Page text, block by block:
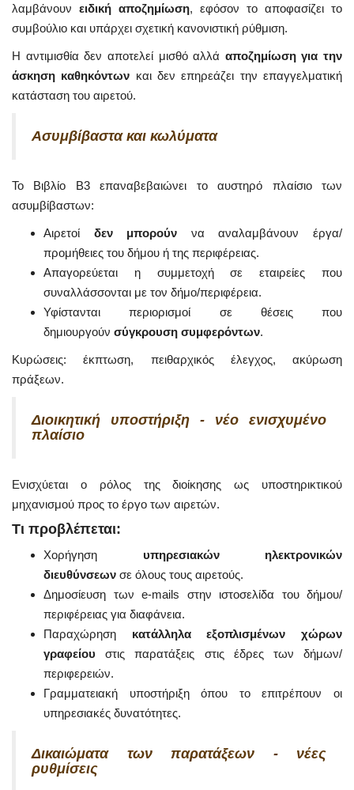
λαμβάνουν ειδική αποζημίωση, εφόσον το αποφασίζει το
συμβούλιο και υπάρχει σχετική κανονιστική ρύθμιση.
Η αντιμισθία δεν αποτελεί μισθό αλλά αποζημίωση για την
άσκηση καθηκόντων και δεν επηρεάζει την επαγγελματική
κατάσταση του αιρετού.
Ασυμβίβαστα και κωλύματα
Το Βιβλίο Β3 επαναβεβαιώνει το αυστηρό πλαίσιο των
ασυμβίβαστων:
Αιρετοί δεν μπορούν να αναλαμβάνουν έργα/
προμήθειες του δήμου ή της περιφέρειας.
Απαγορεύεται η συμμετοχή σε εταιρείες που
συναλλάσσονται με τον δήμο/περιφέρεια.
Υφίστανται περιορισμοί σε θέσεις που
δημιουργούν σύγκρουση συμφερόντων.
Κυρώσεις: έκπτωση, πειθαρχικός έλεγχος, ακύρωση
πράξεων.
Διοικητική υποστήριξη - νέο ενισχυμένο
πλαίσιο
Ενισχύεται ο ρόλος της διοίκησης ως υποστηρικτικού
μηχανισμού προς το έργο των αιρετών.
Τι προβλέπεται:
Χορήγηση υπηρεσιακών ηλεκτρονικών
διευθύνσεων σε όλους τους αιρετούς.
Δημοσίευση των e-mails στην ιστοσελίδα του δήμου/
περιφέρειας για διαφάνεια.
Παραχώρηση κατάλληλα εξοπλισμένων χώρων
γραφείου στις παρατάξεις στις έδρες των δήμων/
περιφερειών.
Γραμματειακή υποστήριξη όπου το επιτρέπουν οι
υπηρεσιακές δυνατότητες.
Δικαιώματα των παρατάξεων - νέες
ρυθμίσεις